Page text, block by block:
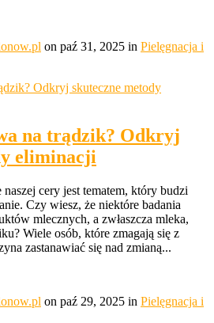
on paź 31, 2025 in Pielęgnacja i
na trądzik? Odkryj
eliminacji
cery jest tematem, który budzi
Czy wiesz, że niektóre badania
mlecznych, a zwłaszcza mleka,
Wiele osób, które zmagają się z
zastanawiać się nad zmianą...
on paź 29, 2025 in Pielęgnacja i